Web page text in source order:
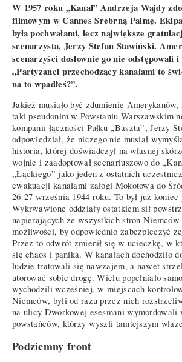
W 1957 roku „Kanał” Andrzeja Wajdy
filmowym w Cannes Srebrną Palmę.
była pochwałami, lecz największe
scenarzysta, Jerzy Stefan Stawiński.
scenarzyści dosłownie go nie odstępowali
„Partyzanci przechodzący kanałami to
na to wpadłeś?”.
Jakież musiało być zdumienie
taki pseudonim w Powstaniu Warszawskim
kompanii łączności Pułku „Baszta”, Jerzy
odpowiedział, że niczego nie musiał
historia, której doświadczył na własnej
wojnie i zaadoptował scenariuszowo do
„Łąckiego” jako jeden z ostatnich
ewakuacji kanałami załogi Mokotowa do
26-27 września 1944 roku. To był już koniec
Wykrwawione oddziały ostatkiem sił
napierających ze wszystkich stron Niemców
możliwości, by odpowiednio zabezpieczyć
Przez to odwrót zmienił się w ucieczkę, w
się chaos i panika. W kanałach dochodziło
ludzie tratowali się nawzajem, a nawet
utorować sobie drogę. Wielu popełniało
wychodzili wcześniej, w miejscach
Niemców, byli od razu przez nich
na ulicy Dworkowej esesmani wymordowali
powstańców, którzy wyszli tamtejszym
Podziemny front